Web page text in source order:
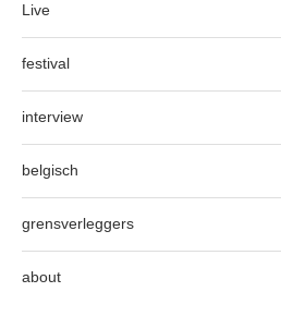
Live
festival
interview
belgisch
grensverleggers
about